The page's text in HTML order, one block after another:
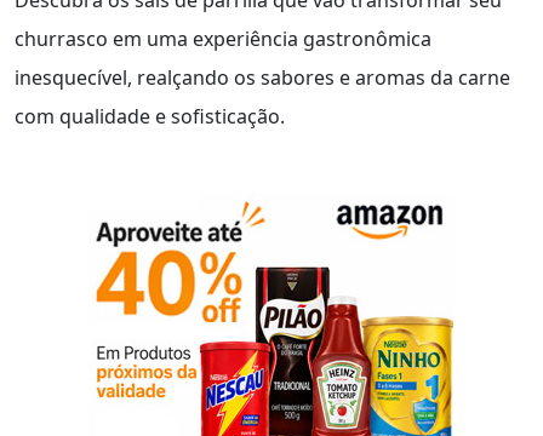
churrasco em uma experiência gastronômica
inesquecível, realçando os sabores e aromas da carne
com qualidade e sofisticação.